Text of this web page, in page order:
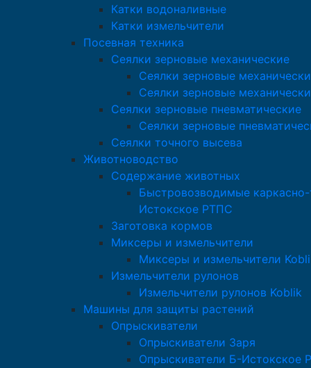
Катки водоналивные
Катки измельчители
Посевная техника
Сеялки зерновые механические
Сеялки зерновые
Сеялки зерновые
Сеялки зерновые пневматические
Сеялки зерновые
Сеялки точного высева
Животноводство
Содержание животных
Быстровозводимые
Истокское РТПС
Заготовка кормов
Миксеры и измельчители
Миксеры и измельчители
Измельчители рулонов
Измельчители рулонов Koblik
Машины для защиты растений
Опрыскиватели
Опрыскиватели Заря
Опрыскиватели Б-Истокское